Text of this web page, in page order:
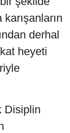
derhal
heyeti
Disiplin